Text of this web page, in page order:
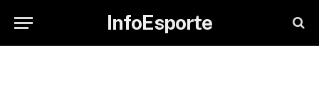
InfoEsporte